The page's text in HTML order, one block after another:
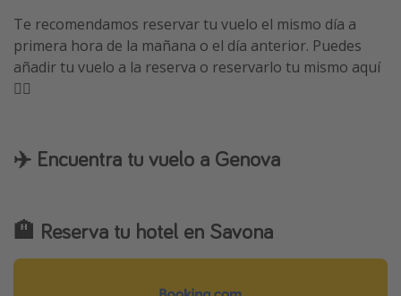
Te recomendamos reservar tu vuelo el mismo día a
primera hora de la mañana o el día anterior. Puedes
añadir tu vuelo a la reserva o reservarlo tu mismo aquí
👇🏼
✈️ Encuentra tu vuelo a Genova
🏨 Reserva tu hotel en Savona